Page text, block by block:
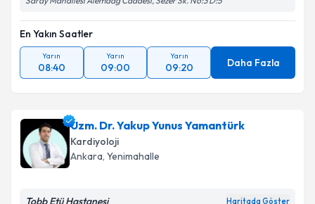
Saray Mahallesi Alemdağ Caddesi, Sezer Sk. No:3 D:5
En Yakın Saatler
Yarın
08:40
Yarın
09:00
Yarın
09:20 Daha Fazla
Uzm. Dr. Yakup Yunus Yamantürk
Kardiyoloji
Ankara, Yenimahalle